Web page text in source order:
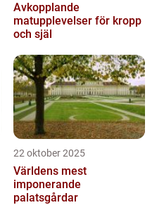
Avkopplande
matupplevelser för kropp
och själ
22 oktober 2025
Världens mest
imponerande
palatsgårdar